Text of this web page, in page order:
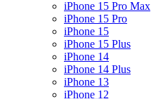
iPhone 15 Pro Max
iPhone 15 Pro
iPhone 15
iPhone 15 Plus
iPhone 14
iPhone 14 Plus
iPhone 13
iPhone 12